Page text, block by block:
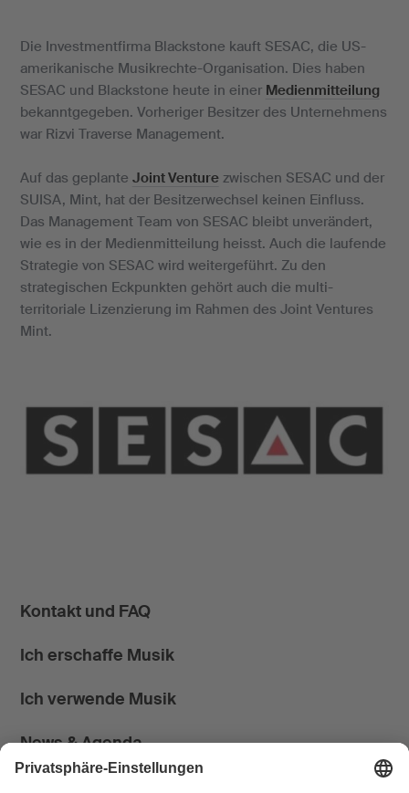
Die Investmentfirma Blackstone kauft SESAC, die US-
amerikanische Musikrechte-Organisation. Dies haben
SESAC und Blackstone heute in einer Medienmitteilung
bekanntgegeben. Vorheriger Besitzer des Unternehmens
war Rizvi Traverse Management.
Auf das geplante Joint Venturezwischen SESAC und der
SUISA, Mint, hat der Besitzerwechsel keinen Einfluss.
Das Management Team von SESAC bleibt unverändert,
wie es in der Medienmitteilung heisst. Auch die laufende
Strategie von SESAC wird weitergeführt. Zu den
strategischen Eckpunkten gehört auch die multi-
territoriale Lizenzierung im Rahmen des Joint Ventures
Mint.
Kontakt und FAQ
Ich erschaffe Musik
Ich verwende Musik
News & Agenda